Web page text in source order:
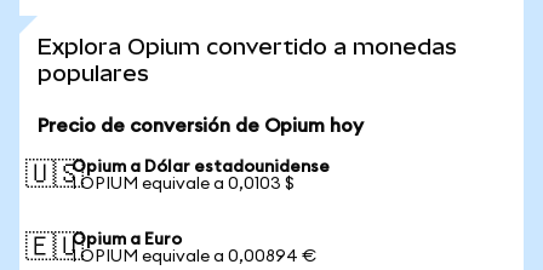
Explora Opium convertido a monedas
populares
Precio de conversión de Opium hoy
🇺🇸Opium a Dólar estadounidense
1 OPIUM equivale a 0,0103 $
🇪🇺Opium a Euro
1 OPIUM equivale a 0,00894 €